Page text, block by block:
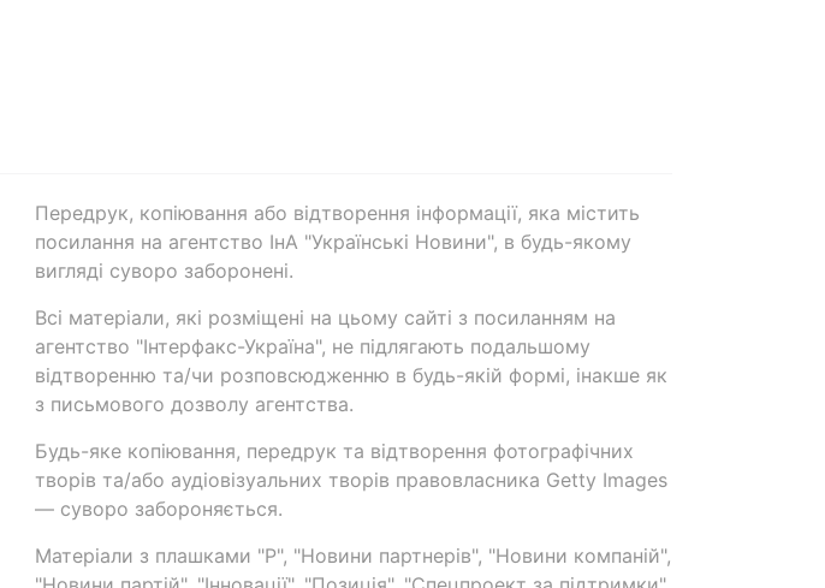
Передрук, копіювання або відтворення інформації, яка містить
посилання на агентство ІнА "Українські Новини", в будь-якому
вигляді суворо заборонені.
Всі матеріали, які розміщені на цьому сайті з посиланням на
агентство "Інтерфакс-Україна", не підлягають подальшому
відтворенню та/чи розповсюдженню в будь-якій формі, інакше як
з письмового дозволу агентства.
Будь-яке копіювання, передрук та відтворення фотографічних
творів та/або аудіовізуальних творів правовласника Getty Images
— суворо забороняється.
Матеріали з плашками "Р", "Новини партнерів", "Новини компаній",